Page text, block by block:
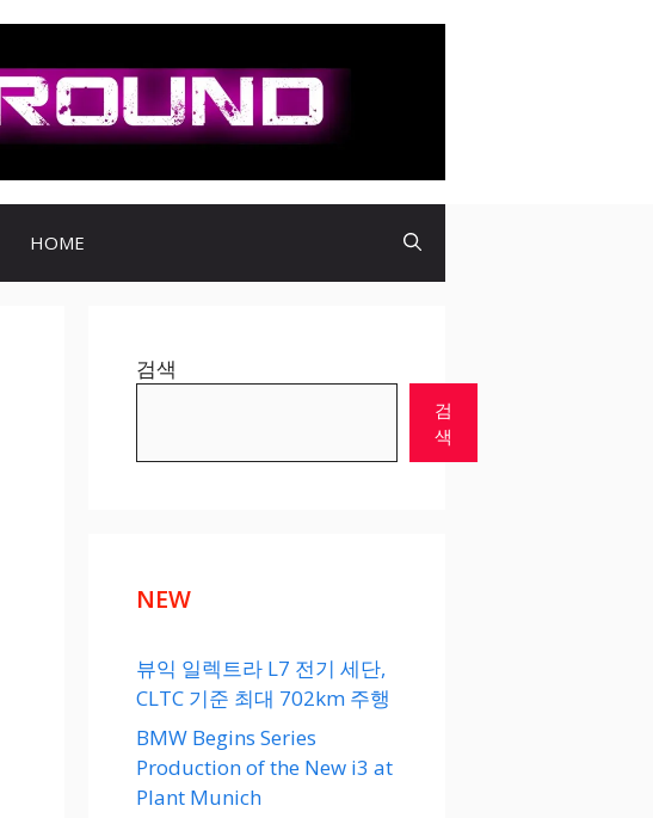
HOME
검색
검
색
NEW
뷰익 일렉트라 L7 전기 세단,
CLTC 기준 최대 702km 주행
BMW Begins Series
Production of the New i3 at
Plant Munich